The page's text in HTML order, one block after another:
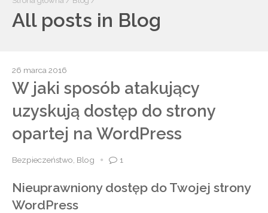
All posts in Blog
26 marca 2016
W jaki sposób atakujący
uzyskują dostęp do strony
opartej na WordPress
Bezpieczeństwo Blog 1
Nieuprawniony dostęp do Twojej strony
WordPress